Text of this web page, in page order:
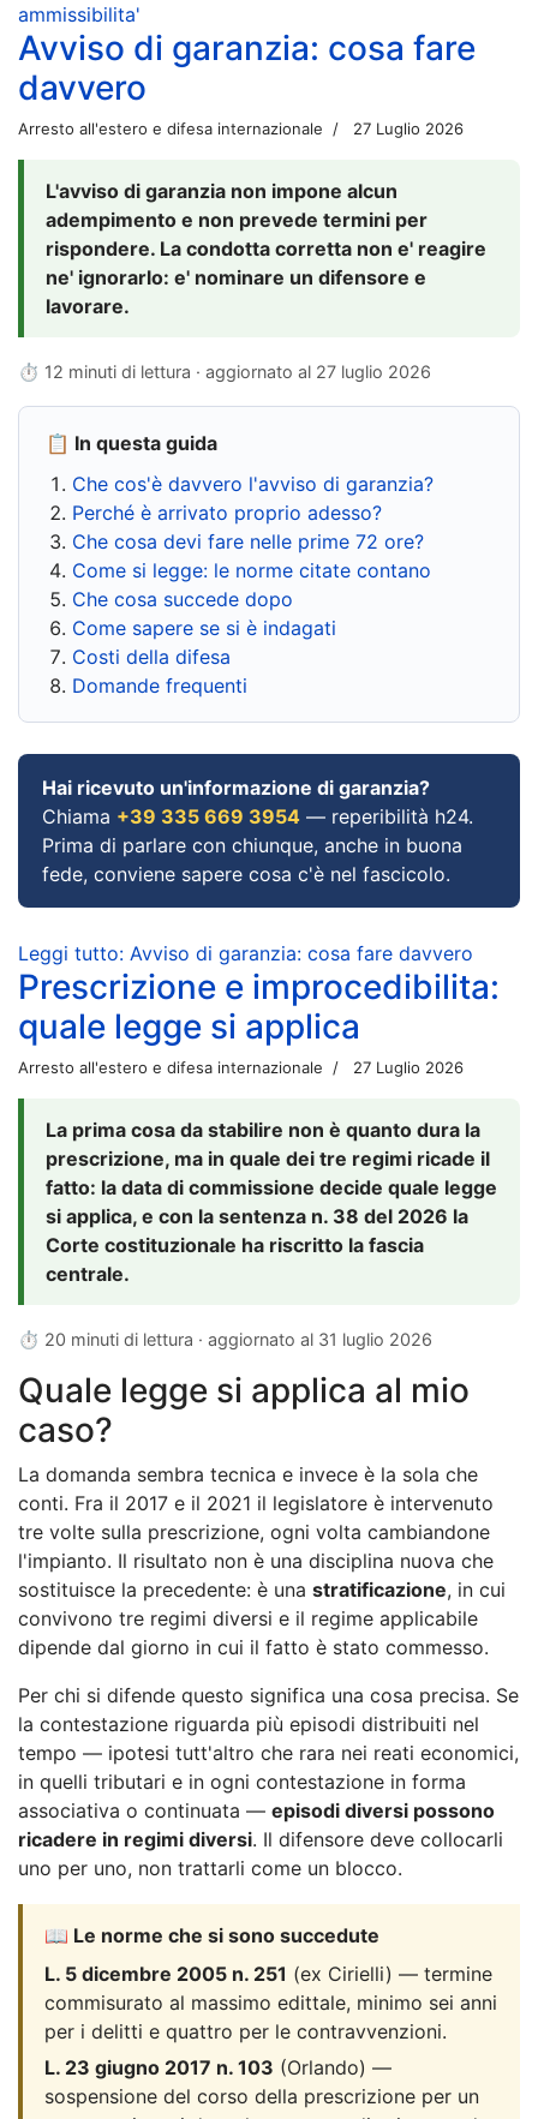
ammissibilita'
Avviso di garanzia: cosa fare
davvero
Arresto all'estero e difesa internazionale 27 Luglio 2026
L'avviso di garanzia non impone alcun
adempimento e non prevede termini per
rispondere. La condotta corretta non e' reagire
ne' ignorarlo: e' nominare un difensore e
lavorare.
⏱ 12 minuti di lettura · aggiornato al 27 luglio 2026
📋 In questa guida
Che cos'è davvero l'avviso di garanzia?
Perché è arrivato proprio adesso?
Che cosa devi fare nelle prime 72 ore?
Come si legge: le norme citate contano
Che cosa succede dopo
Come sapere se si è indagati
Costi della difesa
Domande frequenti
Hai ricevuto un'informazione di garanzia?
Chiama +39 335 669 3954 — reperibilità h24.
Prima di parlare con chiunque, anche in buona
fede, conviene sapere cosa c'è nel fascicolo.
Leggi tutto: Avviso di garanzia: cosa fare davvero
Prescrizione e improcedibilita:
quale legge si applica
Arresto all'estero e difesa internazionale 27 Luglio 2026
La prima cosa da stabilire non è quanto dura la
prescrizione, ma in quale dei tre regimi ricade il
fatto: la data di commissione decide quale legge
si applica, e con la sentenza n. 38 del 2026 la
Corte costituzionale ha riscritto la fascia
centrale.
⏱ 20 minuti di lettura · aggiornato al 31 luglio 2026
Quale legge si applica al mio
caso?
La domanda sembra tecnica e invece è la sola che
conti. Fra il 2017 e il 2021 il legislatore è intervenuto
tre volte sulla prescrizione, ogni volta cambiandone
l'impianto. Il risultato non è una disciplina nuova che
sostituisce la precedente: è una stratificazione, in cui
convivono tre regimi diversi e il regime applicabile
dipende dal giorno in cui il fatto è stato commesso.
Per chi si difende questo significa una cosa precisa. Se
la contestazione riguarda più episodi distribuiti nel
tempo — ipotesi tutt'altro che rara nei reati economici,
in quelli tributari e in ogni contestazione in forma
associativa o continuata — episodi diversi possono
ricadere in regimi diversi. Il difensore deve collocarli
uno per uno, non trattarli come un blocco.
📖 Le norme che si sono succedute
L. 5 dicembre 2005 n. 251 (ex Cirielli) — termine
commisurato al massimo edittale, minimo sei anni
per i delitti e quattro per le contravvenzioni.
L. 23 giugno 2017 n. 103 (Orlando) —
sospensione del corso della prescrizione per un